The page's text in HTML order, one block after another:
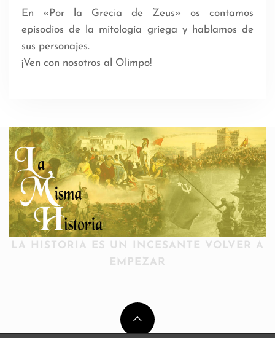
En «Por la Grecia de Zeus» os contamos
episodios de la mitología griega y hablamos de
sus personajes.
¡Ven con nosotros al Olimpo!
LA HISTORIA ES UN INCESANTE VOLVER A
EMPEZAR